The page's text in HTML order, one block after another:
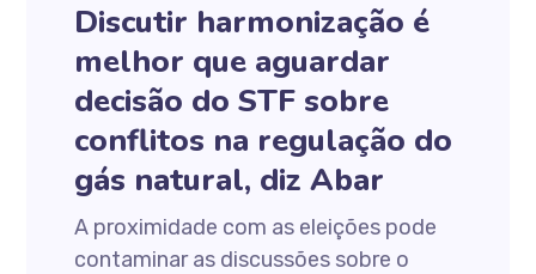
Discutir harmonização é
melhor que aguardar
decisão do STF sobre
conflitos na regulação do
gás natural, diz Abar
A proximidade com as eleições pode
contaminar as discussões sobre o